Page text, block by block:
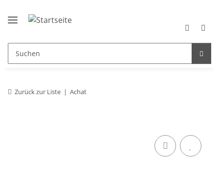
Zurück zur Liste Achat